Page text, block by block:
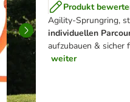
Produkt
Agility-Sprungring,
individuellen
aufzubauen & sicher
weiter